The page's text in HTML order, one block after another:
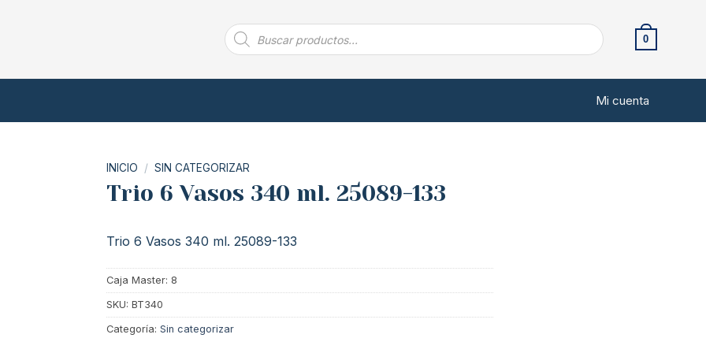
Búsqueda
de
productos
0
Mi cuenta
INICIO / SIN CATEGORIZAR
Trio 6 Vasos 340 ml. 25089-133
Trio 6 Vasos 340 ml. 25089-133
Caja Master: 8
SKU: BT340
Categoría: Sin categorizar